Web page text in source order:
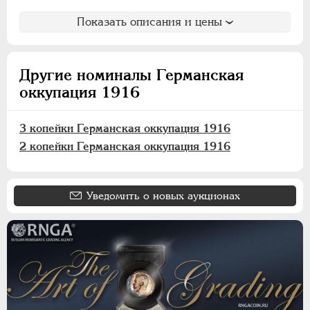
Показать описания и цены
Другие номиналы Германская
оккупация 1916
3 копейки Германская оккупация 1916
2 копейки Германская оккупация 1916
Уведомить о новых аукционах
Польские. Осада Замостья
Польские. Восстание 1830-1831
Французские монеты
Австрийские дукаты
3 копейки
2 копейки
1 копейка